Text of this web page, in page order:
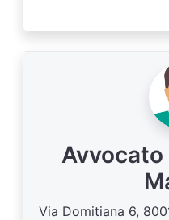
Avvocato
Via Domitiana 6,